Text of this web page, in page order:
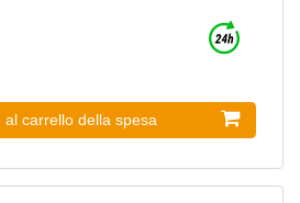
al carrello della spesa